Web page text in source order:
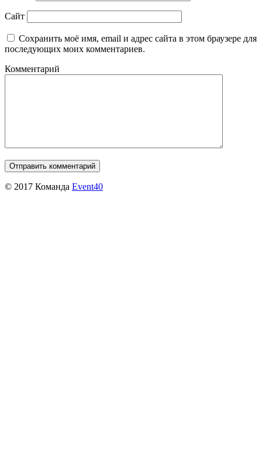
Сайт
Сохранить моё имя, email и адрес сайта в этом браузере для
последующих моих комментариев.
Комментарий
© 2017 Команда Event40